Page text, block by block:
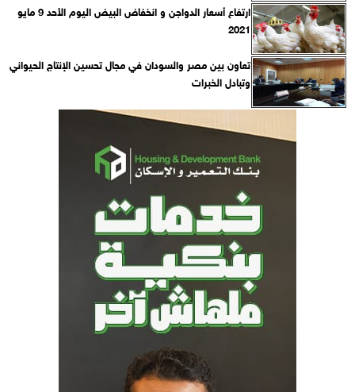
ارتفاع أسعار الدواجن و انخفاض البيض اليوم الأحد 9 مايو
2021
تعاون بين مصر والسودان في مجال تحسين الإنتاج الحيواني
وتبادل الخبرات